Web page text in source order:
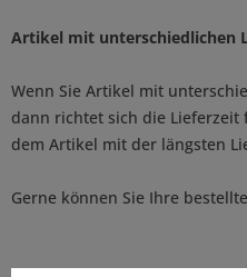
Artikel mit unterschiedlichen
Wenn Sie Artikel mit
dann richtet sich die Lieferzeit
dem Artikel mit der längsten
Gerne können Sie Ihre